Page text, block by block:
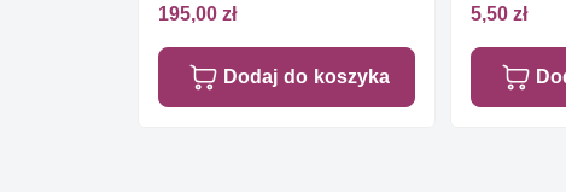
195,00 zł
Dodaj do koszyka
5,50 zł